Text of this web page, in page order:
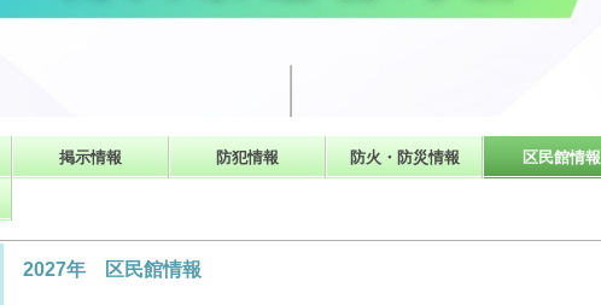
掲示情報 防犯情報 防火・防災情報 区民館情報
2027年 区民館情報